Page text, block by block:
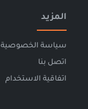
المزيد
سياسة الخصوصية
اتصل بنا
اتفاقية الاستخدام